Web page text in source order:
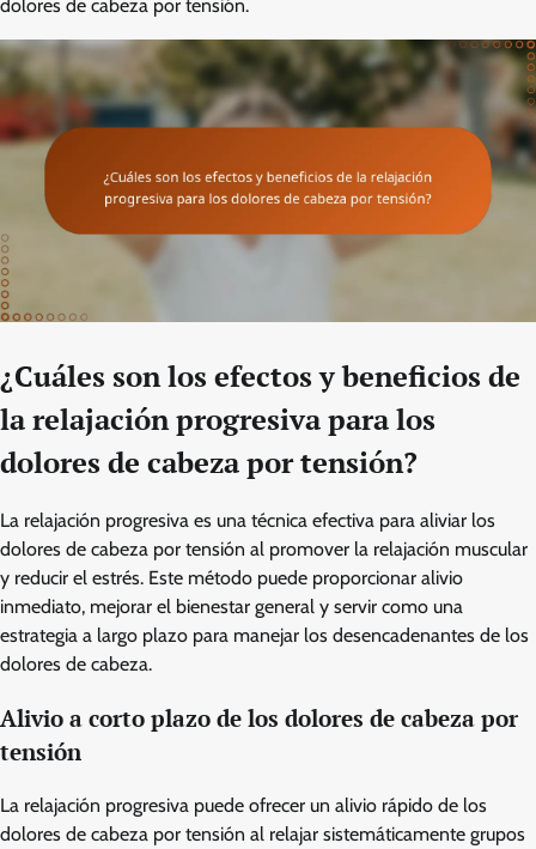
dolores de cabeza por tensión.
¿Cuáles son los efectos y beneficios de
la relajación progresiva para los
dolores de cabeza por tensión?
La relajación progresiva es una técnica efectiva para aliviar los
dolores de cabeza por tensión al promover la relajación muscular
y reducir el estrés. Este método puede proporcionar alivio
inmediato, mejorar el bienestar general y servir como una
estrategia a largo plazo para manejar los desencadenantes de los
dolores de cabeza.
Alivio a corto plazo de los dolores de cabeza por
tensión
La relajación progresiva puede ofrecer un alivio rápido de los
dolores de cabeza por tensión al relajar sistemáticamente grupos